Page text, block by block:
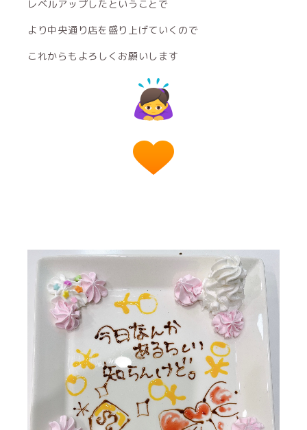
レベルアップしたということで
より中央通り店を盛り上げていくので
これからもよろしくお願いします